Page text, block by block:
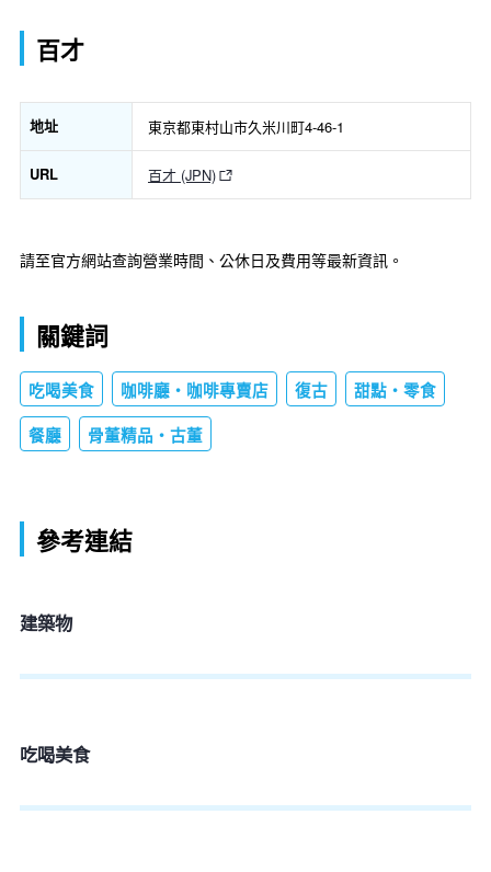
百才
地址 東京都東村山市久米川町4-46-1
URL 百才 (JPN)
請至官方網站查詢營業時間、公休日及費用等最新資訊。
關鍵詞
吃喝美食 咖啡廳・咖啡專賣店 復古 甜點・零食
餐廳 骨董精品・古董
參考連結
建築物
吃喝美食